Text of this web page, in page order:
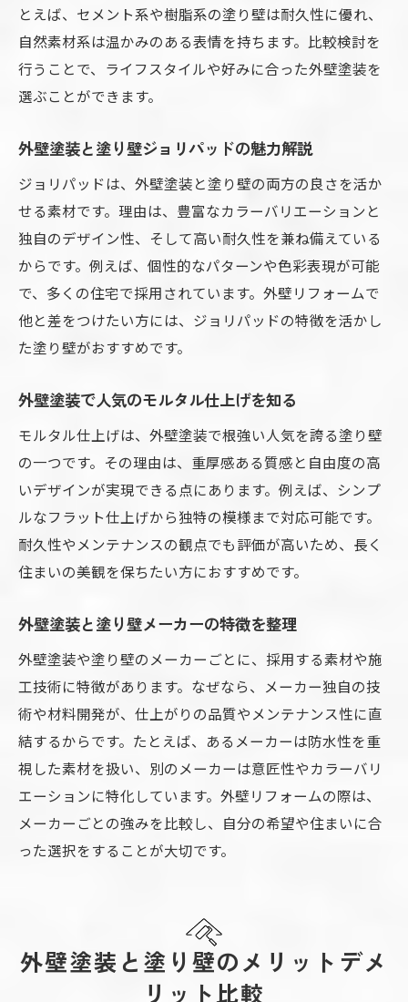
外壁塗装と塗り壁で色選びのポイント解説
外壁塗装で人気の塗り壁デザインを紹介
外壁塗装でセンス良く塗り壁を仕上げる方
法
外壁塗装と塗り壁で後悔しない配色選び
外壁塗装と塗り壁の耐久性と長持ちの秘訣
外壁塗装と塗り壁の耐久性を徹底比較
外壁塗装で長持ちする塗り壁の秘訣解説
外壁塗装の耐用年数と塗り壁の違いを整理
外壁塗装で選ぶ塗り壁の防水対策方法
外壁塗装の劣化を防ぐ塗り壁メンテナンス
ト
塗り壁外壁のデメリットと対策を整理
外壁塗装で知る塗り壁外壁のデメリット
外壁塗装と塗り壁のカビやひび割れ対策
外壁塗装で防ぐ塗り壁の劣化リスクとは
外壁塗装と塗り壁のメンテナンス費用の注
外壁塗装で塗り壁外壁のトラブル事例紹介
外壁塗装で塗り壁外壁の弱点を克服する方
法
外壁塗装と塗り壁の失敗しない判断基準
外壁塗装と塗り壁の選択で失敗しない基準
外壁塗装で塗り壁の後悔を防ぐポイント解
説
外壁塗装と塗り壁の判断基準を明確にする
外壁塗装で納得できる塗り壁選びの方法
外壁塗装で後悔しない塗り壁外壁の決め手
とえば、セメント系や樹脂系の塗り壁は耐久性に優れ、
自然素材系は温かみのある表情を持ちます。比較検討を
行うことで、ライフスタイルや好みに合った外壁塗装を
選ぶことができます。
外壁塗装と塗り壁ジョリパッドの魅力解説
ジョリパッドは、外壁塗装と塗り壁の両方の良さを活か
せる素材です。理由は、豊富なカラーバリエーションと
独自のデザイン性、そして高い耐久性を兼ね備えている
からです。例えば、個性的なパターンや色彩表現が可能
で、多くの住宅で採用されています。外壁リフォームで
他と差をつけたい方には、ジョリパッドの特徴を活かし
た塗り壁がおすすめです。
外壁塗装で人気のモルタル仕上げを知る
モルタル仕上げは、外壁塗装で根強い人気を誇る塗り壁
の一つです。その理由は、重厚感ある質感と自由度の高
いデザインが実現できる点にあります。例えば、シンプ
ルなフラット仕上げから独特の模様まで対応可能です。
耐久性やメンテナンスの観点でも評価が高いため、長く
住まいの美観を保ちたい方におすすめです。
外壁塗装と塗り壁メーカーの特徴を整理
外壁塗装や塗り壁のメーカーごとに、採用する素材や施
工技術に特徴があります。なぜなら、メーカー独自の技
術や材料開発が、仕上がりの品質やメンテナンス性に直
結するからです。たとえば、あるメーカーは防水性を重
視した素材を扱い、別のメーカーは意匠性やカラーバリ
エーションに特化しています。外壁リフォームの際は、
メーカーごとの強みを比較し、自分の希望や住まいに合
った選択をすることが大切です。
外壁塗装と塗り壁のメリットデメ
リット比較